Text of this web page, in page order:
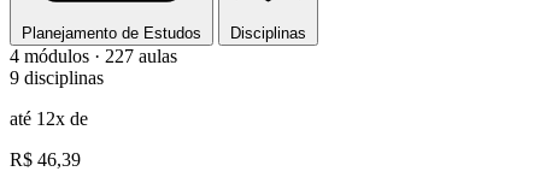
Planejamento de Estudos Disciplinas
4 módulos · 227 aulas
9 disciplinas
até 12x de
R$ 46,39